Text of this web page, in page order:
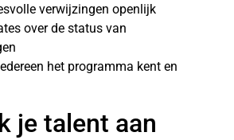
verwijzingen openlijk
over de status van
het programma kent en
je talent aan